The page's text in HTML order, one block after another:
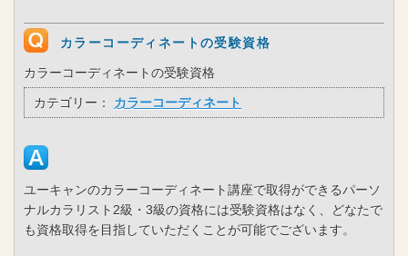
カラーコーディネートの受験資格
カラーコーディネートの受験資格
カテゴリー： カラーコーディネート
ユーキャンのカラーコーディネート講座で取得ができるパーソ
ナルカラリスト2級・3級の資格には受験資格はなく、どなたで
も資格取得を目指していただくことが可能でございます。